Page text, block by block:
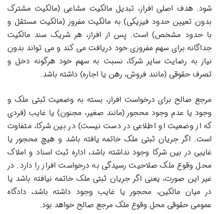
شود. هدف اصلی افراز، تبدیل مالکیت مشاعی (مالکیت مشترک
بدون تعیین حدود فیزیکی) به مالکیت مفروز (مالکیت مستقل و
با حدود مشخص) است. پس از افراز، هر شریک سند مالکیت
جداگانه برای سهم مفروزی خود دریافت می کند و می تواند بدون
نیاز به رضایت سایر شرکا، نسبت به سهم خود هرگونه دخل و
تصرف حقوقی (مانند فروش، رهن یا اجاره) داشته باشد.
مرجع صالح برای درخواست افراز، بسته به وضعیت ثبتی ملک و
وجود یا عدم وجود محجور (مانند صغیر، مجنون) یا غایب (فردی
که از وضعیت او اطلاعی در دست نیست) در بین شرکا، متفاوت
است. اگر جریان ثبتی ملک خاتمه یافته باشد و هیچ محجور یا
غایبی در بین شرکا وجود نداشته باشد، اداره ثبت اسناد و املاک
محل وقوع ملک صلاحیت رسیدگی به درخواست افراز را دارد. در
غیر این صورت، یعنی اگر جریان ثبتی ملک خاتمه نیافته باشد یا
در میان مالکین، محجور یا غایب وجود داشته باشد، دادگاه
عمومی حقوقی محل وقوع ملک مرجع صالح خواهد بود.